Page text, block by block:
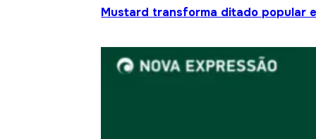
Mustard transforma ditado popular